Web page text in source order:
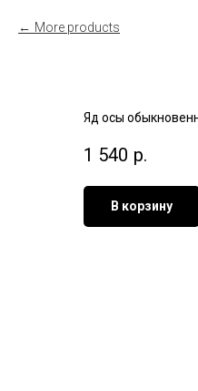
More products
Яд осы
1 540 р.
В корзину